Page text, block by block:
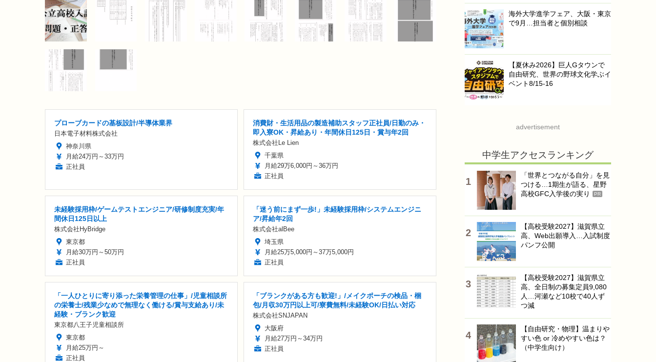
プローブカードの基板設計/半導体業界
日本電子材料株式会社
神奈川県
月給24万円～33万円
正社員
消費財・生活用品の製造補助スタッフ正社員/日勤のみ・
即入寮OK・昇給あり・年間休日125日・賞与年2回
株式会社Le Lien
千葉県
月給29万6,000円～36万円
正社員
未経験採用枠/ゲームテストエンジニア/研修制度充実/年
間休日125日以上
株式会社HyBridge
東京都
月給30万円～50万円
正社員
「迷う前にまず一歩!」未経験採用枠/システムエンジニ
ア/昇給年2回
株式会社alBee
埼玉県
月給25万5,000円～37万5,000円
正社員
「一人ひとりに寄り添った栄養管理の仕事」/児童相談所
の栄養士/残業少なめで無理なく働ける/賞与支給あり/未
経験・ブランク歓迎
東京都八王子児童相談所
東京都
月給25万円～
正社員
「ブランクがある方も歓迎!」/メイクポーチの検品・梱
包/月収30万円以上可/寮費無料/未経験OK/日払い対応
株式会社SNJAPAN
大阪府
月給27万円～34万円
正社員
海外大学進学フェア、大阪・東京
で9月…担当者と個別相談
【夏休み2026】巨人Gタウンで
自由研究、世界の野球文化学ぶイ
ベント8/15-16
advertisement
中学生アクセスランキング
「世界とつながる自分」を見
つける…1期生が語る、星野
高校GFC入学後の実り
PR
【高校受験2027】滋賀県立
高、Web出願導入…入試制度
パンフ公開
【高校受験2027】滋賀県立
高、全日制の募集定員9,080
人…河瀬など10校で40人ず
つ減
【自由研究・物理】温まりや
すい色 or 冷めやすい色は？
（中学生向け）